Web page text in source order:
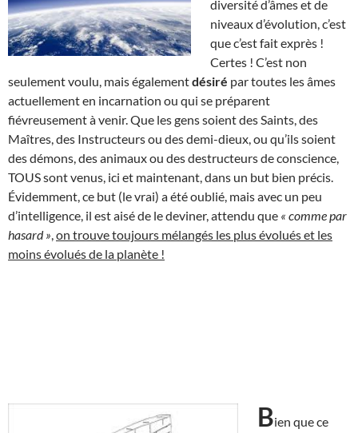
diversité d’âmes et de
niveaux d’évolution, c’est
que c’est fait exprès !
Certes ! C’est non
seulement voulu, mais égalementdésiré par toutes les âmes
actuellement en incarnation ou qui se préparent
fiévreusement à venir. Que les gens soient des Saints, des
Maîtres, des Instructeurs ou des demi-dieux, ou qu’ils soient
des démons, des animaux ou des destructeurs de conscience,
TOUS sont venus, ici et maintenant, dans un but bien précis.
Évidemment, ce but (le vrai) a été oublié, mais avec un peu
d’intelligence, il est aisé de le deviner, attendu que « comme par
hasard » on trouve toujours mélangés les plus évolués et les
moins évolués de la planète !
Bien que ce